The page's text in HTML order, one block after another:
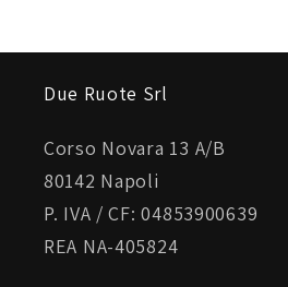
Due Ruote Srl
Corso Novara 13 A/B
80142 Napoli
P. IVA / CF: 04853900639
REA NA-405824